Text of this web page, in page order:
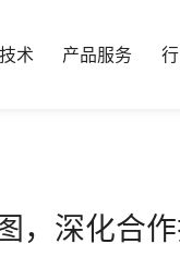
术 产品服务
，深化合